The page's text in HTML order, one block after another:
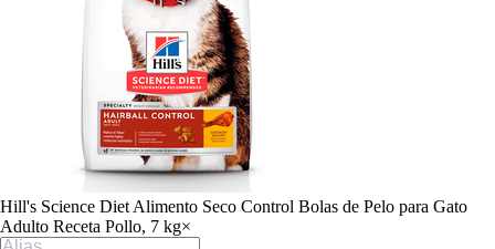
Hill's Science Diet Alimento Seco Control Bolas de Pelo para Gato
Adulto Receta Pollo, 7 kg×